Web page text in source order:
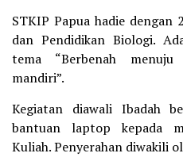
STKIP Papua hadie
dan Pendidikan Biologi.
tema “Berbenah
mandiri”.
Kegiatan diawali Ibadah
bantuan laptop kepada
Kuliah. Penyerahan diwakili